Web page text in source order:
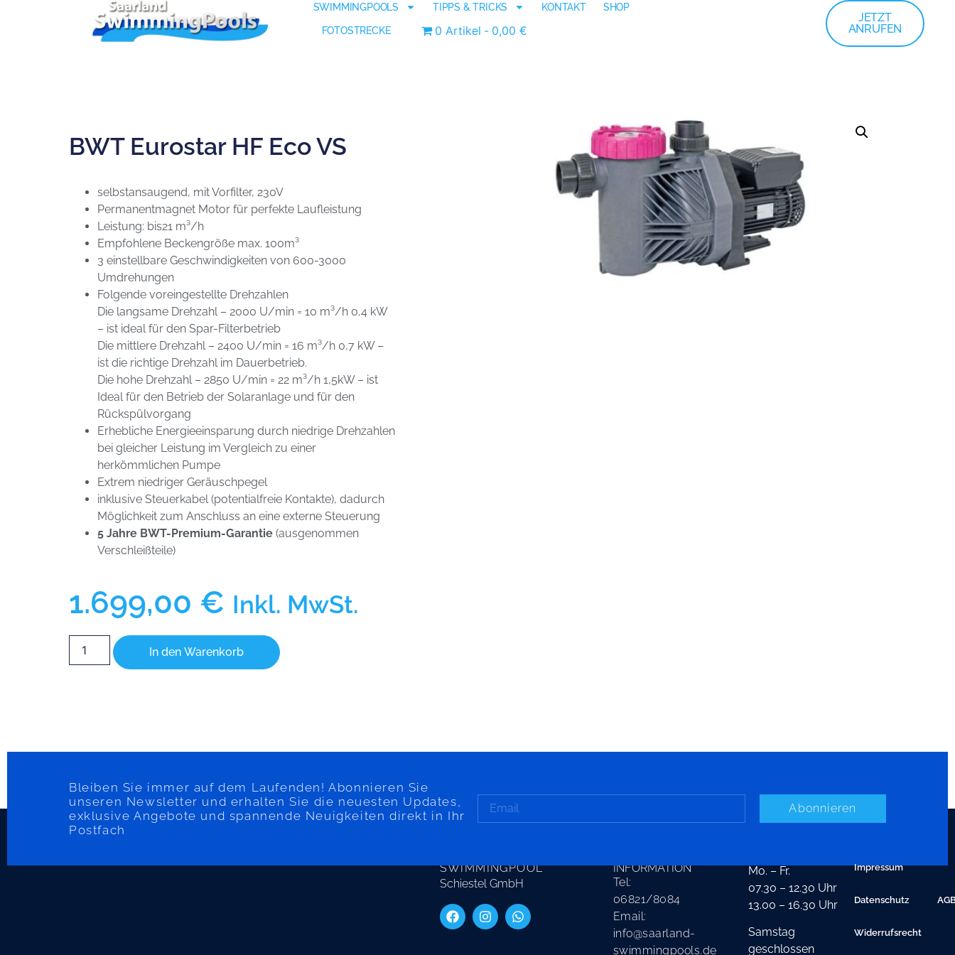
SWIMMINGPOOLS TIPPS & TRICKS KONTAKT SHOP
FOTOSTRECKE 0 Artikel 0,00 €
JETZT
ANRUFEN
BWT Eurostar HF Eco VS
selbstansaugend, mit Vorfilter, 230V
Permanentmagnet Motor für perfekte Laufleistung
Leistung: bis21 m³/h
Empfohlene Beckengröße max. 100m³
3 einstellbare Geschwindigkeiten von 600-3000
Umdrehungen
Folgende voreingestellte Drehzahlen
Die langsame Drehzahl – 2000 U/min = 10 m³/h 0,4 kW
– ist ideal für den Spar-Filterbetrieb
Die mittlere Drehzahl – 2400 U/min = 16 m³/h 0,7 kW –
ist die richtige Drehzahl im Dauerbetrieb.
Die hohe Drehzahl – 2850 U/min = 22 m³/h 1,5kW – ist
Ideal für den Betrieb der Solaranlage und für den
Rückspülvorgang
Erhebliche Energieeinsparung durch niedrige Drehzahlen
bei gleicher Leistung im Vergleich zu einer
herkömmlichen Pumpe
Extrem niedriger Geräuschpegel
inklusive Steuerkabel (potentialfreie Kontakte), dadurch
Möglichkeit zum Anschluss an eine externe Steuerung
5 Jahre BWT-Premium-Garantie (ausgenommen
Verschleißteile)
1.699,00 € Inkl. MwSt.
In den Warenkorb
Bleiben Sie immer auf dem Laufenden! Abonnieren Sie
unseren Newsletter und erhalten Sie die neuesten Updates,
exklusive Angebote und spannende Neuigkeiten direkt in Ihr
Postfach
Abonnieren
SWIMMINGPOOL
Schiestel GmbH
INFORMATION
Tel:
06821/8084
Email:
info@saarland-
swimmingpools.de
Mo. – Fr.
07.30 – 12.30 Uhr
13.00 – 16.30 Uhr
Samstag
geschlossen
Impressum
Datenschutz
Widerrufsrecht